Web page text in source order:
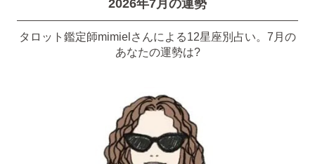
2026年7月の運勢
タロット鑑定師mimielさんによる12星座別占い。7月の
あなたの運勢は?